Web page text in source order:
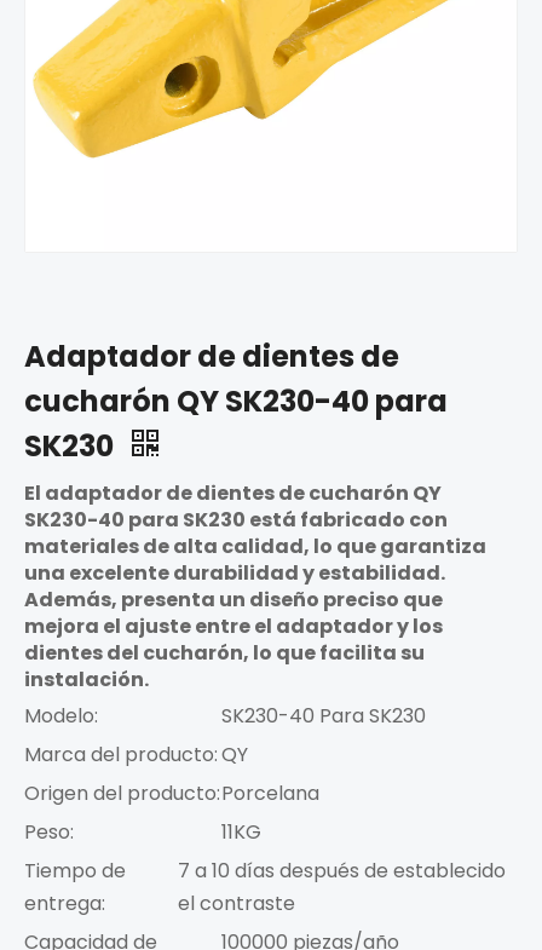
Adaptador de dientes de
cucharón QY SK230-40 para
SK230
El adaptador de dientes de cucharón QY
SK230-40 para SK230 está fabricado con
materiales de alta calidad, lo que garantiza
una excelente durabilidad y estabilidad.
Además, presenta un diseño preciso que
mejora el ajuste entre el adaptador y los
dientes del cucharón, lo que facilita su
instalación.
Modelo:
SK230-40 Para SK230
Marca del producto:QY
Origen del producto:Porcelana
Peso:
11KG
Tiempo de
entrega:
7 a 10 días después de establecido
el contraste
Capacidad de
100000 piezas/año